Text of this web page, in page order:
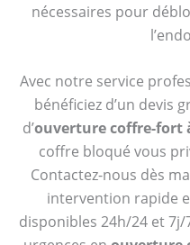
nécessaires pour
Avec notre service
bénéficiez d’un devis
d’ouverture coffre-fort
coffre bloqué vous
Contactez-nous dès
intervention rapide
disponibles 24h/24 et